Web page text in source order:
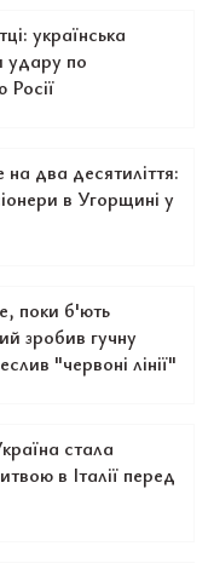
українська
удару по
Росії
два десятиліття:
в Угорщині у
поки б'ють
зробив гучну
"червоні лінії"
стала
в Італії перед